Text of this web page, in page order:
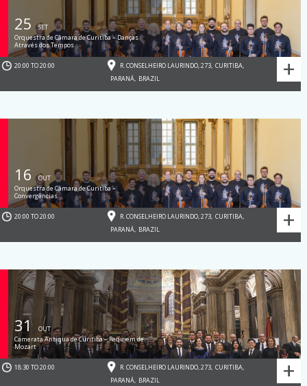
25
SET
Orquestra de Câmara de Curitiba – Danças
Através dos Tempos
+
20:00 TO 20:00 R. CONSELHEIRO LAURINDO, 273, CURITIBA,
PARANÁ, BRAZIL
16
OUT
Orquestra de Câmara de Curitiba –
Convergências
+
20:00 TO 20:00 R. CONSELHEIRO LAURINDO, 273, CURITIBA,
PARANÁ, BRAZIL
31
OUT
Camerata Antiqua de Curitiba – Requiem de
Mozart
+
18:30 TO 20:00 R. CONSELHEIRO LAURINDO, 273, CURITIBA,
PARANÁ, BRAZIL